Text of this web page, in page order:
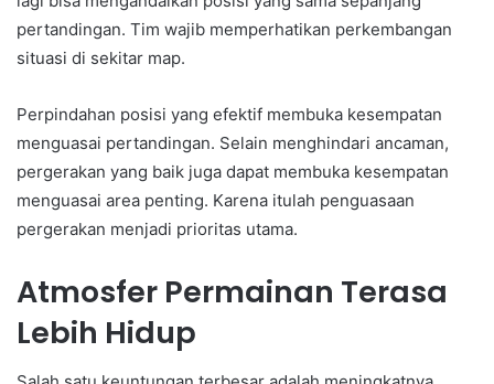
pertandingan. Tim wajib memperhatikan perkembangan
situasi di sekitar map.
Perpindahan posisi yang efektif membuka kesempatan
menguasai pertandingan. Selain menghindari ancaman,
pergerakan yang baik juga dapat membuka kesempatan
menguasai area penting. Karena itulah penguasaan
pergerakan menjadi prioritas utama.
Atmosfer Permainan Terasa
Lebih Hidup